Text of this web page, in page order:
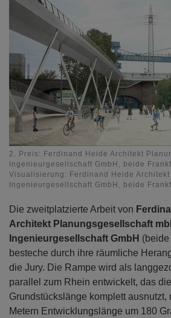
2. Preis: Ferdinand Heide Architekt
Ingenieurgesellschaft GmbH, beide
Visualisierung: Ferdinand Heide
Ingenieurgesellschaft GmbH, beide
Die zweitplatzierte Arbeit von
Architekt Planungsgesellschaft
Ingenieurgesellschaft GmbH
besteche durch ihre räumliche
die Jury. Die Rampe wird als
parallel zum Rhein entwickelt, das
Grundstückslänge komplett ausnutzt,
Metern Entwicklungslänge um 180